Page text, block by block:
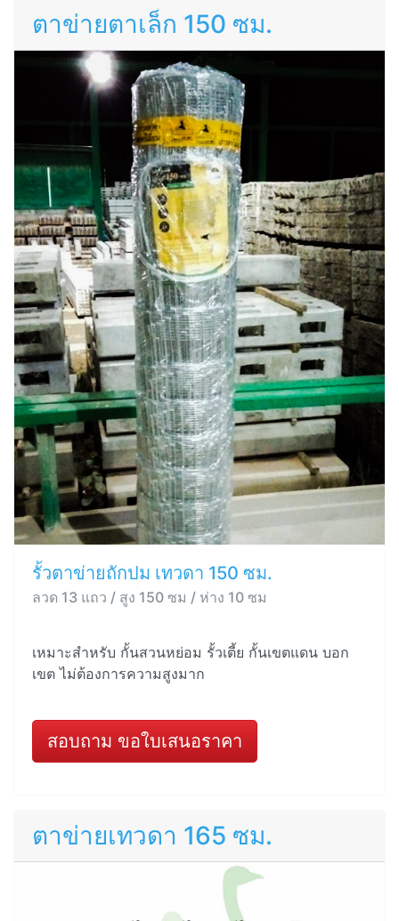
ตาข่ายตาเล็ก 150 ซม.
รั้วตาข่ายถักปม เทวดา 150 ซม.
ลวด 13 แถว / สูง 150 ซม / ห่าง 10 ซม
เหมาะสำหรับ กั้นสวนหย่อม รั้วเตี้ย กั้นเขตแดน บอก
เขต ไม่ต้องการความสูงมาก
สอบถาม ขอใบเสนอราคา
ตาข่ายเทวดา 165 ซม.